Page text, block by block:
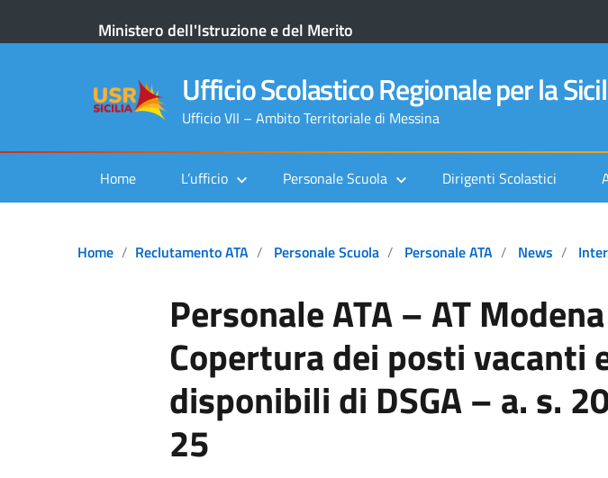
Ministero dell'Istruzione e del Merito
Ufficio Scolastico Regionale per la
Ufficio VII – Ambito Territoriale di Messina
Home L’ufficio Personale Scuola Dirigenti Scolastici
Home Reclutamento ATA Personale Scuola Personale ATA News
Personale ATA – AT Modena
Copertura dei posti vacanti
disponibili di DSGA – a. s.
25